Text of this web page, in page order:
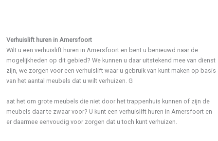
Verhuislift huren in Amersfoort
Wilt u een verhuislift huren in Amersfoort en bent u benieuwd naar de
mogelijkheden op dit gebied? We kunnen u daar uitstekend mee van dienst
zijn, we zorgen voor een verhuislift waar u gebruik van kunt maken op basis
van het aantal meubels dat u wilt verhuizen. G
aat het om grote meubels die niet door het trappenhuis kunnen of zijn de
meubels daar te zwaar voor? U kunt een verhuislift huren in Amersfoort en
er daarmee eenvoudig voor zorgen dat u toch kunt verhuizen.